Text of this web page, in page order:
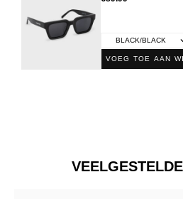
VOEG TOE AAN